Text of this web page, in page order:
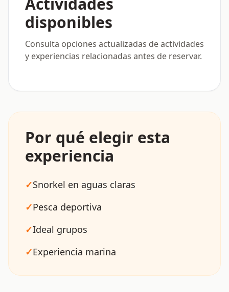
disponibles
Consulta opciones actualizadas de actividades
y experiencias relacionadas antes de reservar.
Por qué elegir esta
experiencia
✓Snorkel en aguas claras
✓Pesca deportiva
✓Ideal grupos
✓Experiencia marina